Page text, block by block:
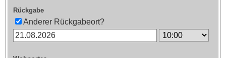
Rückgabe
Anderer Rückgabeort?